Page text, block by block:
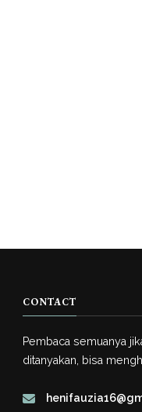
CONTACT
Pembaca semuanya
ditanyakan, bisa